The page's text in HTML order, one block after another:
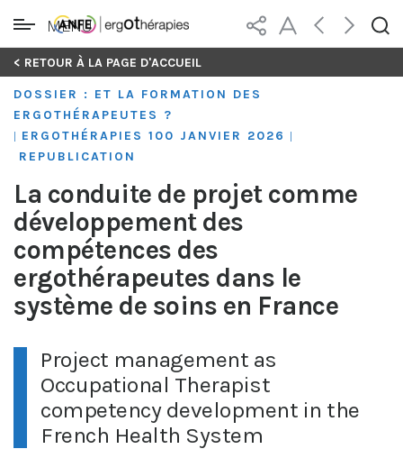
Skip
content
MENU
< RETOUR À LA PAGE D'ACCUEIL
DOSSIER : ET LA FORMATION DES
ERGOTHÉRAPEUTES ?
ERGOTHÉRAPIES 100 JANVIER 2026
REPUBLICATION
La conduite de projet comme
développement des
compétences des
ergothérapeutes dans le
système de soins en France
Project management as
Occupational Therapist
competency development in the
French Health System